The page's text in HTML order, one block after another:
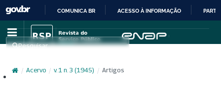
IR
PARA
CONTEÚDO
COMUNICA BR ACESSO À INFORMAÇÃO
Pesquisar
/ Acervo / v. 1 n. 3 (1945) / Artigos